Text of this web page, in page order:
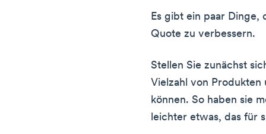
Es gibt ein paar Dinge,
Quote zu verbessern.
Stellen Sie zunächst
Vielzahl von
können. So haben sie
leichter etwas, das für